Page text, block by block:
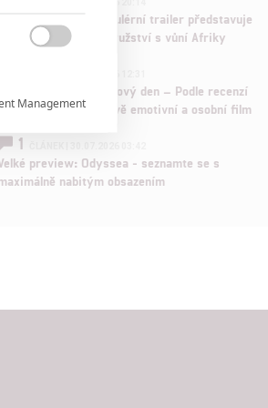
Děti krve a kostí: Regulérní trailer představuje
akční fantasy dobrodružství s vůní Afriky
Spider-Man: Zbrusu nový den – Podle recenzí
čekat překvapivě emotivní a osobní film
1
preview: Odyssea - seznamte se s
nabitým obsazením

chyb,
Management